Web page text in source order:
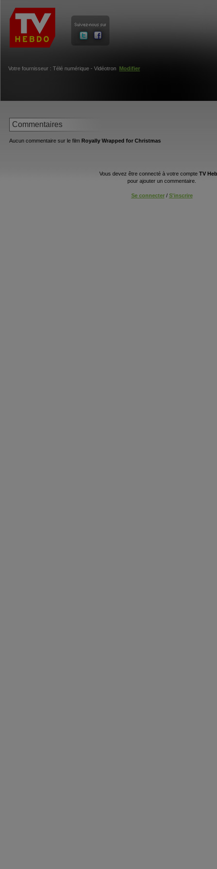
Votre fournisseur : Télé numérique - Vidéotron Modifier
Commentaires
Aucun commentaire sur le film Royally Wrapped for Christmas
Vous devez être connecté à votre compte TV
pour ajouter un commentaire.
Se connecter/ S'inscrire